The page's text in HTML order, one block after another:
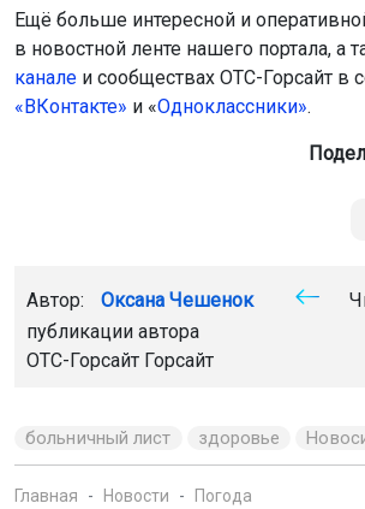
Ещё больше интересной и
в новостной ленте нашего портала, а
канале и сообществах ОТС-Горсайт в
«ВКонтакте» и «Одноклассники».
Автор: Оксана Чешенок
публикации автора
ОТС-Горсайт Горсайт
больничный лист здоровье
Главная Новости Погода